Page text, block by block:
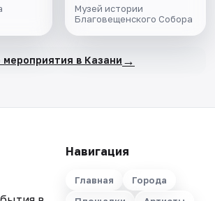
Музей истории
Благовещенского Собора
мероприятия в Казани →
Навигация
Главная
Города